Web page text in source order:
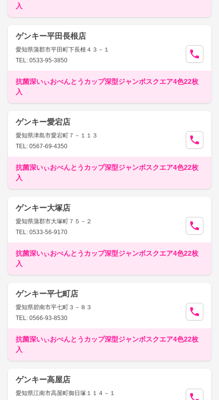
入
ゲンキー平田長根店
愛知県蒲郡市平田町下長根４３－１
TEL: 0533-95-3850
抗菌深いぃおべんとうカップ深型ジャンボスクエア4色22枚
入
ゲンキー愛宕店
愛知県津島市愛宕町７－１１３
TEL: 0567-69-4350
抗菌深いぃおべんとうカップ深型ジャンボスクエア4色22枚
入
ゲンキー大塚店
愛知県蒲郡市大塚町７５－２
TEL: 0533-56-9170
抗菌深いぃおべんとうカップ深型ジャンボスクエア4色22枚
入
ゲンキー平七町店
愛知県碧南市平七町３－８３
TEL: 0566-93-8530
抗菌深いぃおべんとうカップ深型ジャンボスクエア4色22枚
入
ゲンキー高屋店
愛知県江南市高屋町御日塚１１４－１